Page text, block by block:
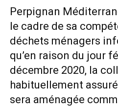
Perpignan
le cadre de sa
déchets ménagers
qu’en raison du jour
décembre 2020, la
habituellement
sera aménagée